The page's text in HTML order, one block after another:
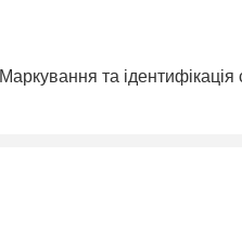
Маркування та ідентифікація